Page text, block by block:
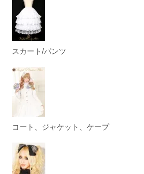
スカート/パンツ
コート、ジャケット、ケープ